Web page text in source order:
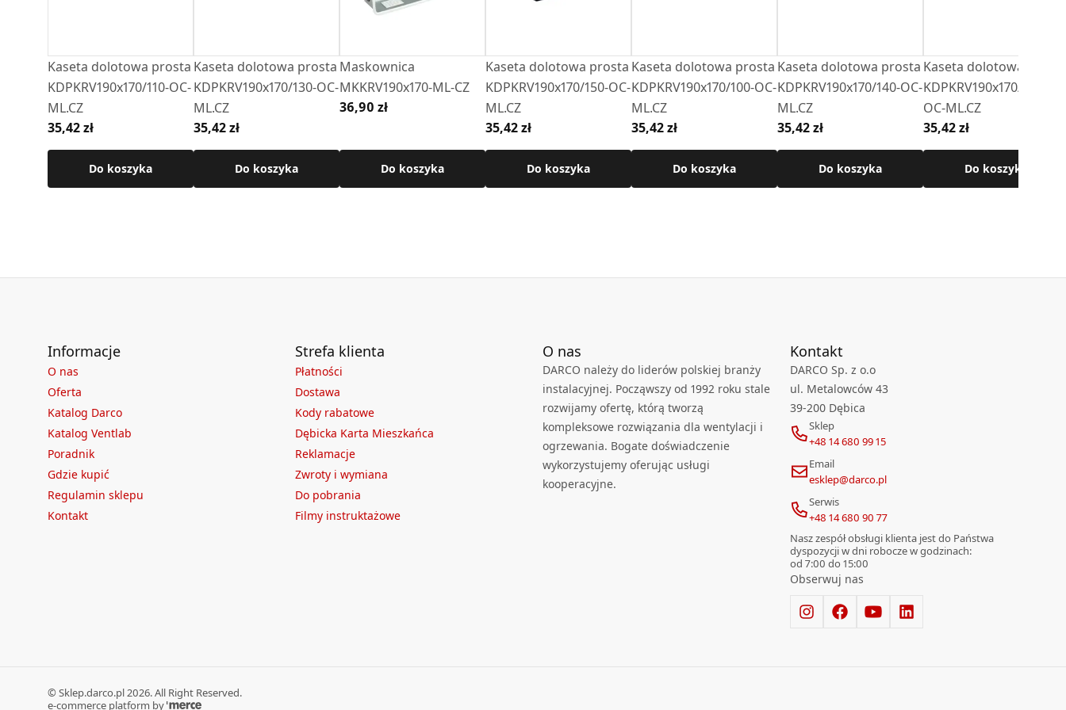
Kaseta dolotowa prosta
KDPKRV190x170/110-OC-
ML.CZ
35,42 zł
Do koszyka
Kaseta dolotowa prosta
KDPKRV190x170/130-OC-
ML.CZ
35,42 zł
Do koszyka
Maskownica
MKKRV190x170-ML-CZ
36,90 zł
Do koszyka
Kaseta dolotowa prosta
KDPKRV190x170/150-OC-
ML.CZ
35,42 zł
Do koszyka
Kaseta dolotowa prosta
KDPKRV190x170/100-OC-
ML.CZ
35,42 zł
Do koszyka
Kaseta dolotowa prosta
KDPKRV190x170/140-OC-
ML.CZ
35,42 zł
Do koszyka
Kaseta dolotowa prosta
KDPKRV190x170/080-
OC-ML.CZ
35,42 zł
Do koszyka
Informacje
O nas
Oferta
Katalog Darco
Katalog Ventlab
Poradnik
Gdzie kupić
Regulamin sklepu
Kontakt
Strefa klienta
Płatności
Dostawa
Kody rabatowe
Dębicka Karta Mieszkańca
Reklamacje
Zwroty i wymiana
Do pobrania
Filmy instruktażowe
O nas
DARCO należy do liderów polskiej branży
instalacyjnej. Począwszy od 1992 roku stale
rozwijamy ofertę, którą tworzą
kompleksowe rozwiązania dla wentylacji i
ogrzewania. Bogate doświadczenie
wykorzystujemy oferując usługi
kooperacyjne.
Kontakt
DARCO Sp. z o.o
ul. Metalowców 43
39-200 Dębica
Sklep
+48 14 680 99 15
Email
esklep@darco.pl
Serwis
+48 14 680 90 77
Nasz zespół obsługi klienta jest do Państwa
dyspozycji w dni robocze w godzinach:
od 7:00 do 15:00
Obserwuj nas
© Sklep.darco.pl2026. All Right Reserved.
e-commerce platform by